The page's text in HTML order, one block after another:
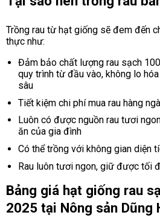
Trồng rau từ hạt giống sẽ đem đến
thực như:
Đảm bảo chất lượng rau sạch
quy trình từ đầu vào, không lo
sâu
Tiết kiệm chi phí mua rau hàng
Luôn có được nguồn rau tươi
ăn của gia đình
Có thể trồng với không gian diện
Rau luôn tươi ngon, giữ được tối
Bảng giá hạt giống rau
2025 tại Nông sản Dũng